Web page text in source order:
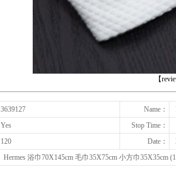
【
3639127 Name：
Yes
Stop Time：
120 Date：
Hermes 浴巾70X145cm 毛巾35X75cm 小方巾35X35cm